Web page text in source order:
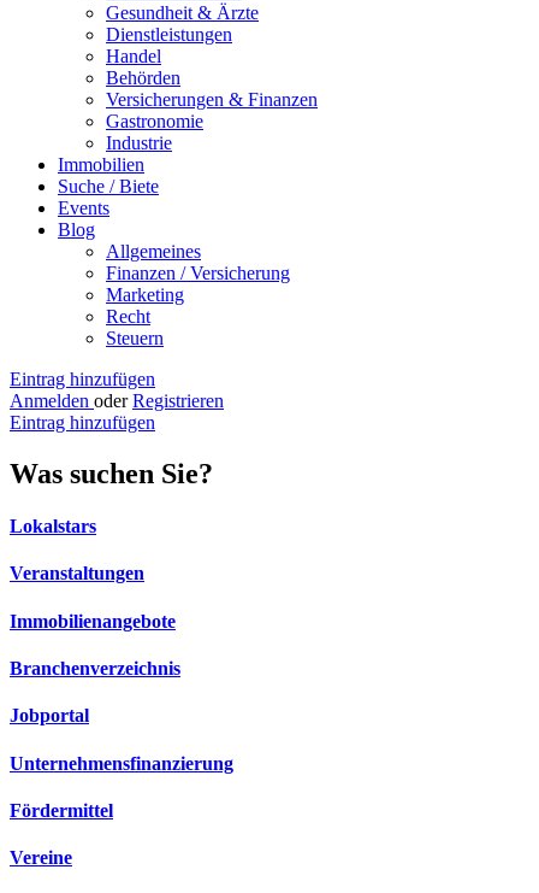
Gesundheit & Ärzte
Dienstleistungen
Handel
Behörden
Versicherungen & Finanzen
Gastronomie
Industrie
Immobilien
Suche / Biete
Events
Blog
Allgemeines
Finanzen / Versicherung
Marketing
Recht
Steuern
Eintrag hinzufügen
Anmelden oder Registrieren
Eintrag hinzufügen
Was suchen Sie?
Lokalstars
Veranstaltungen
Immobilienangebote
Branchenverzeichnis
Jobportal
Unternehmensfinanzierung
Fördermittel
Vereine